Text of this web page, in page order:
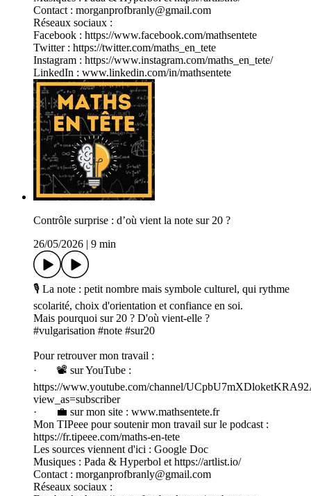
Contact : morganprofbranly@gmail.com
Réseaux sociaux :
Facebook : https://www.facebook.com/mathsentete
Twitter : https://twitter.com/maths_en_tete
Instagram : https://www.instagram.com/maths_en_tete/
LinkedIn : www.linkedin.com/in/mathsentete
Contrôle surprise : d’où vient la note sur 20 ?
26/05/2026
9 min
🎙️ La note : petit nombre mais symbole culturel, qui rythme
scolarité, choix d'orientation et confiance en soi.
Mais pourquoi sur 20 ? D'où vient-elle ?
#vulgarisation #note #sur20
Pour retrouver mon travail :
· 📽️ sur YouTube :
https://www.youtube.com/channel/
view_as=subscriber
· 💼 sur mon site : www.mathsentete.fr
Mon TIPeee pour soutenir mon travail sur le podcast :
https://fr.tipeee.com/maths-en-tete
Les sources viennent d'ici : Google Doc
Musiques : Pada & Hyperbol et https://artlist.io/
Contact : morganprofbranly@gmail.com
Réseaux sociaux :